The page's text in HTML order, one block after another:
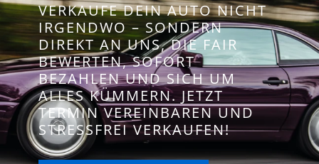
VERKAUFE DEIN AUTO NICHT
IRGENDWO – SONDERN
DIREKT AN UNS, DIE FAIR
BEWERTEN, SOFORT
BEZAHLEN UND SICH UM
ALLES KÜMMERN. JETZT
TERMIN VEREINBAREN UND
STRESSFREI VERKAUFEN!